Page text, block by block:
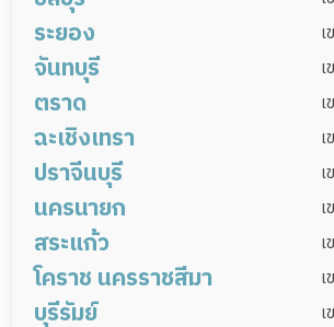
คลองเตย
จอมทอง
ราชเทวี
หลักสี่
วังทองหลาง
ทวีวัฒนา
เนินขาม
วิหารแดง
บ้านหมอ
หนองโดน
มวกเหล็ก
เฉ
เมืองชลบุรี
พัทยา [บางละมุง]
ศรีราชา
เกาะจันทร์
ระยอง
เมืองระยอง
บ้านค่าย
เขาชะเมา
มาบข่า
จันทบุรี
เมืองจันทบุรี
โป่งน้ำร้อน
แหลมสิง
แก่งหางแมว
กำพุธ
ตราด
เมืองตราด
แหลมงอบ
ฉะเชิงเทรา
เมืองฉะเชิงเทรา
บางปะกง
ราชสาส์น
แปลงยาว
คลองเขื่อน
ปราจีนบุรี
เมืองปราจีนบุรี
วังน้ำเย็น
ศรีมหาโพธิ
ศรีมโหสถ ตาพระยา
คลองหาด
นครนายก
เมืองนครนายก
องครักษ์
สระแก้ว
เมืองสระแก้ว คลองหาด
วังน้ำเย็น
โคราช นครราชสีมา
เมือง
บุรีรัมย์